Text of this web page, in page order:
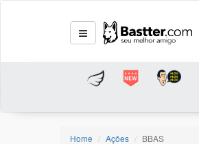
Home Ações BBAS